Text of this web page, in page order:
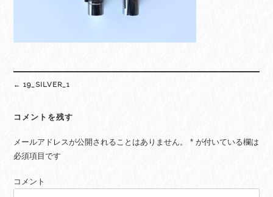
navigation
← 19_SILVER_1
コメントを残す
メールアドレスが公開されることはありません。 * が付いている欄は
必須項目です
コメント